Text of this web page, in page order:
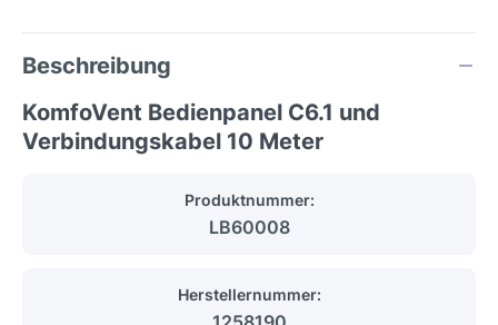
Beschreibung
KomfoVent Bedienpanel C6.1 und
Verbindungskabel 10 Meter
Produktnummer:
LB60008
Herstellernummer: